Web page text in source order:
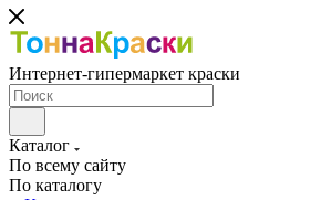
Интернет-гипермаркет краски
Каталог
По всему сайту
По каталогу